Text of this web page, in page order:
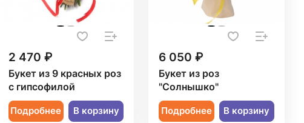
2 470 ₽
Букет из 9 красных роз
с гипсофилой
Подробнее В корзину
6 050 ₽
Букет из роз
"Солнышко"
Подробнее В корзину